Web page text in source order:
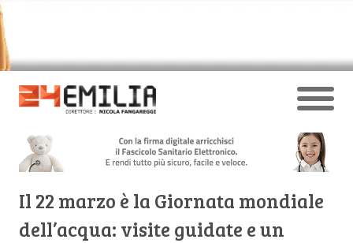
Il 22 marzo è la Giornata mondiale
dell’acqua: visite guidate e un